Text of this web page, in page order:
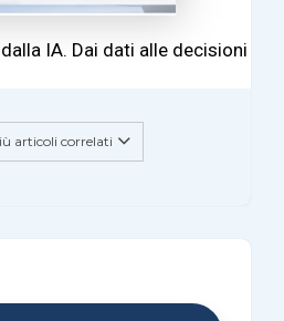
IA. Dai dati alle decisioni
articoli correlati